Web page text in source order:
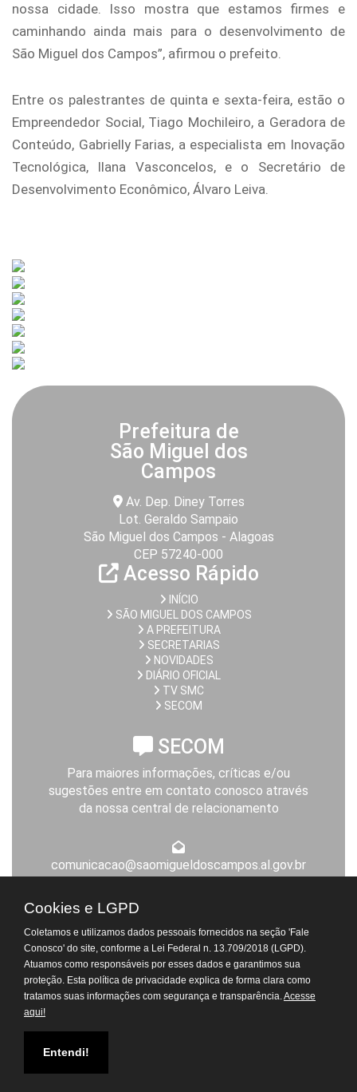
Atendimento Virtual do
Departamento de Tributos
nossa cidade. Isso mostra que estamos firmes e
caminhando ainda mais para o desenvolvimento de
São Miguel dos Campos”, afirmou o prefeito.
Entre os palestrantes de quinta e sexta-feira, estão o
Empreendedor Social, Tiago Mochileiro, a Geradora de
Conteúdo, Gabrielly Farias, a especialista em Inovação
Tecnológica, Ilana Vasconcelos, e o Secretário de
Desenvolvimento Econômico, Álvaro Leiva.
Prefeitura de
São Miguel dos
Campos
Av. Dep. Diney Torres
Lot. Geraldo Sampaio
São Miguel dos Campos - Alagoas
CEP 57240-000
Acesso Rápido
INÍCIO
SÃO MIGUEL DOS CAMPOS
A PREFEITURA
SECRETARIAS
NOVIDADES
DIÁRIO OFICIAL
TV SMC
SECOM
SECOM
Para maiores informações, críticas e/ou
sugestões entre em contato conosco através
da nossa central de relacionamento
comunicacao@saomigueldoscampos.al.gov.br
Expediente da Prefeitura
© Todos os Direitos Reservados. 2026 - Prefeitura de São Miguel dos
Cookies e LGPD
Coletamos e utilizamos dados pessoais fornecidos na seção 'Fale
Conosco' do site, conforme a Lei Federal n. 13.709/2018 (LGPD).
Atuamos como responsáveis por esses dados e garantimos sua
proteção. Esta política de privacidade explica de forma clara como
tratamos suas informações com segurança e transparência.Acesse
aqui!
Entendi!